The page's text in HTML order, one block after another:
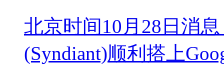
北京时间10月28日消
(Syndiant)顺利搭上